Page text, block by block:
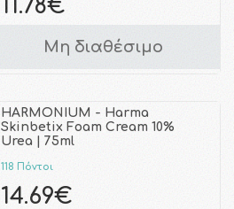
11.78€
Μη διαθέσιμο
HARMONIUM - Harma
Skinbetix Foam Cream 10%
Urea | 75ml
118 Πόντοι
14.69€